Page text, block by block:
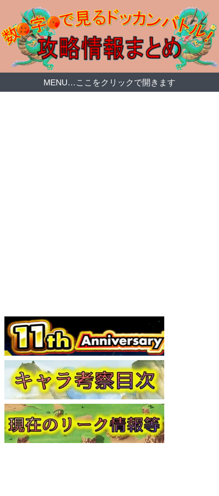
MENU…ここをクリックで開きます